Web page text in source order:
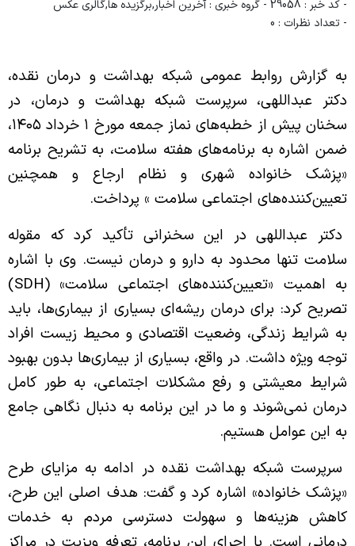
نظارت بر مواد غذایی
دبیرخانه مرکزی
امور حقوقی
امور رفاهی
کارگزینی
کارشناسان
مرکز مشاوره بیماری های رفتاری
کارشناسان واحدبیماریها
واحد آموزش و ارتقا سلامت
آموزشگاه بهورزی
آزمایشگاه مرکزی
کارشناسان واحد سلامت محیط کار
واحد سلامت روان
تدارکات دارویی
تجهیزات پزشکی
واحد بهداشت دهان و دندان
واحد بهداشت مدارس
واحد تغذیه
- کد خبر : 29058
- گروه خبری : آخرین اخبار,برگزیده ها,گالری عکس
- تعداد نظرات : 0
به گزارش روابط عمومی شبکه بهداشت و درمان نقده،
دکتر عبداللهی، سرپرست شبکه بهداشت و درمان، در
سخنان پیش از خطبه‌های نماز جمعه مورخ ۱ خرداد ۱۴۰۵،
ضمن اشاره به برنامه‌های هفته سلامت، به تشریح برنامه
«پزشک خانواده شهری و نظام ارجاع و همچنین
تعیین‌کننده‌های اجتماعی سلامت » پرداخت.
دکتر عبداللهی در این سخنرانی تأکید کرد که مقوله
سلامت تنها محدود به دارو و درمان نیست. وی با اشاره
به اهمیت «تعیین‌کننده‌های اجتماعی سلامت» (SDH)
تصریح کرد: برای درمان ریشه‌ای بسیاری از بیماری‌ها، باید
به شرایط زندگی، وضعیت اقتصادی و محیط زیست افراد
توجه ویژه داشت. در واقع، بسیاری از بیماری‌ها بدون بهبود
شرایط معیشتی و رفع مشکلات اجتماعی، به طور کامل
درمان نمی‌شوند و ما در این برنامه به دنبال نگاهی جامع
به این عوامل هستیم.
سرپرست شبکه بهداشت نقده در ادامه به مزایای طرح
«پزشک خانواده» اشاره کرد و گفت: هدف اصلی این طرح،
کاهش هزینه‌ها و سهولت دسترسی مردم به خدمات